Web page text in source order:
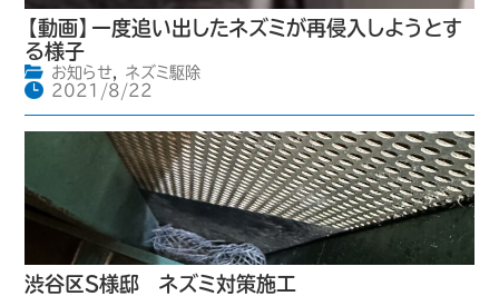
【動画】一度追い出したネズミが再侵入しようとす
る様子
お知らせ,
ネズミ駆除
2021/8/22
渋谷区S様邸 ネズミ対策施工